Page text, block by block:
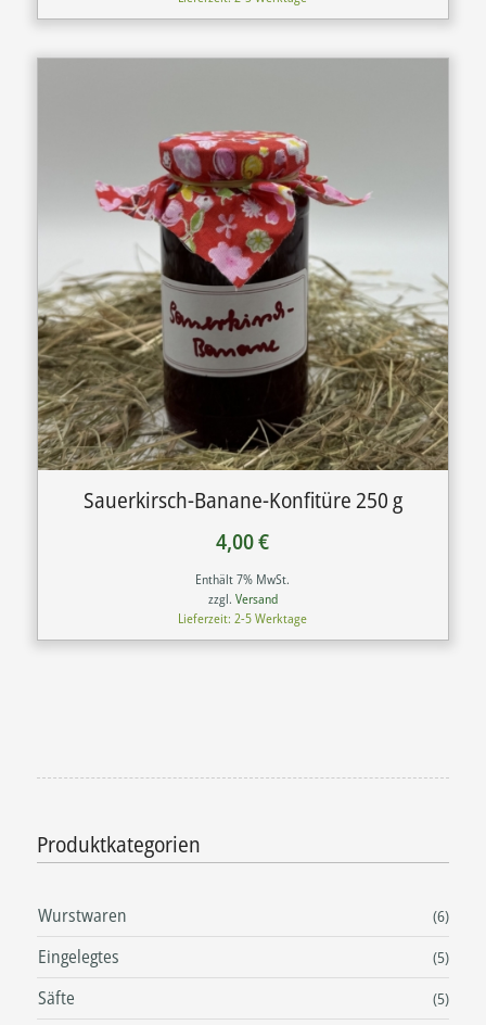
Sauerkirsch-Banane-Konfitüre 250 g
4,00€
Enthält 7% MwSt.
zzgl. Versand
Lieferzeit: 2-5 Werktage
Produktkategorien
Wurstwaren (6)
Eingelegtes (5)
Säfte (5)